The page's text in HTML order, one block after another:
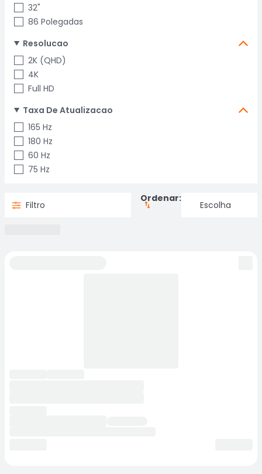
32"
86 Polegadas
Resolucao
2K (QHD)
4K
Full HD
Taxa De Atualizacao
165 Hz
180 Hz
60 Hz
75 Hz
Filtro
Ordenar: